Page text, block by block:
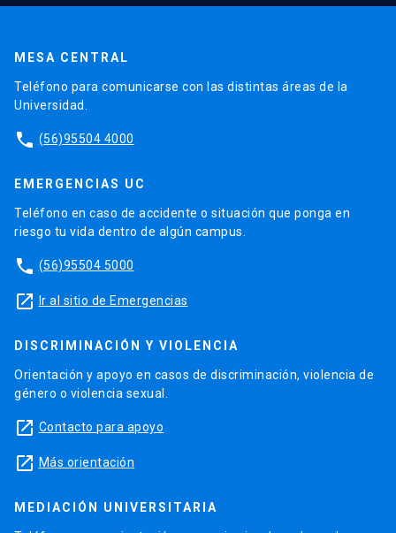
MESA CENTRAL
Teléfono para comunicarse con las distintas áreas de la
Universidad.
phone (56)95504 4000
EMERGENCIAS UC
Teléfono en caso de accidente o situación que ponga en
riesgo tu vida dentro de algún campus.
phone (56)95504 5000
launch Ir al sitio de Emergencias
DISCRIMINACIÓN Y VIOLENCIA
Orientación y apoyo en casos de discriminación, violencia de
género o violencia sexual.
launch Contacto para apoyo
launch Más orientación
MEDIACIÓN UNIVERSITARIA